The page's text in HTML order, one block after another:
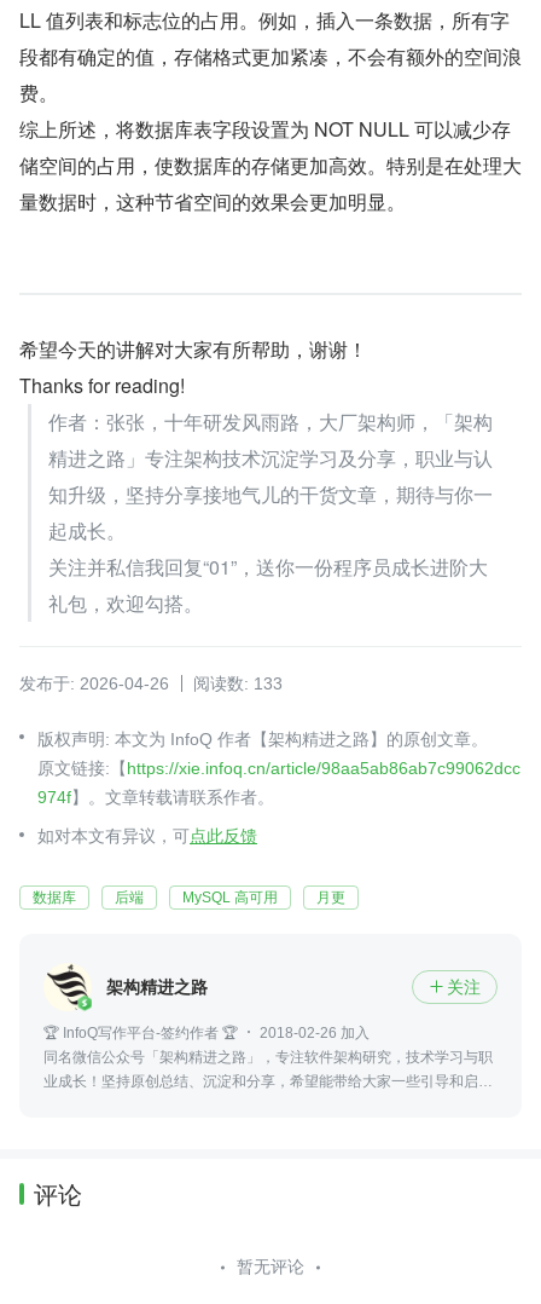
LL 值列表和标志位的占用。例如，插入一条数据，所有字
段都有确定的值，存储格式更加紧凑，不会有额外的空间浪
费。
综上所述，将数据库表字段设置为 NOT NULL 可以减少存
储空间的占用，使数据库的存储更加高效。特别是在处理大
量数据时，这种节省空间的效果会更加明显。
希望今天的讲解对大家有所帮助，谢谢！
Thanks for reading!
作者：张张，十年研发风雨路，大厂架构师，「架构
精进之路」专注架构技术沉淀学习及分享，职业与认
知升级，坚持分享接地气儿的干货文章，期待与你一
起成长。
关注并私信我回复“01”，送你一份程序员成长进阶大
礼包，欢迎勾搭。
发布于: 2026-04-26 阅读数: 133
版权声明: 本文为 InfoQ 作者【架构精进之路】的原创文章。
原文链接:【https://xie.infoq.cn/article/98aa5ab86ab7c99062dcc
974f】。文章转载请联系作者。
如对本文有异议，可点此反馈
数据库 后端 MySQL 高可用 月更
架构精进之路  关注
🏆 InfoQ写作平台-签约作者 🏆
2018-02-26 加入
同名微信公众号「架构精进之路」，专注软件架构研究，技术学习与职
业成长！坚持原创总结、沉淀和分享，希望能带给大家一些引导和启
评论
暂无评论